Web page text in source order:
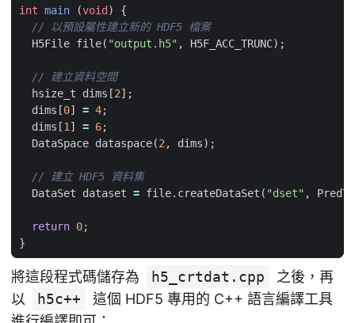
int main (void )
{
H5File file( "output.h5" , H5F_ACC_TRUNC);
hsize_t
dims [2];
dims [0] = 4;
dims [1] = 6;
DataSpace dataspace(2, dims);
DataSet
dataset = file. createDataSet ( "dset" ,
return 0;
}
將這段程式碼儲存為 h5_crtdat.cpp
之後，再
以
h5c++
這個 HDF5 專用的 C++ 語言編譯工具